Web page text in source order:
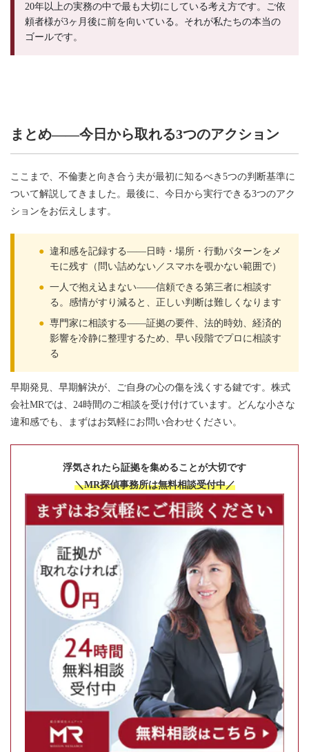
20年以上の実務の中で最も大切にしている考え方です。ご依
頼者様が3ヶ月後に前を向いている。それが私たちの本当の
ゴールです。
まとめ——今日から取れる3つのアクション
ここまで、不倫妻と向き合う夫が最初に知るべき5つの判断基準に
ついて解説してきました。最後に、今日から実行できる3つのアク
ションをお伝えします。
● 違和感を記録する——日時・場所・行動パターンをメ
モに残す（問い詰めない／スマホを覗かない範囲で）
● 一人で抱え込まない——信頼できる第三者に相談す
る。感情がすり減ると、正しい判断は難しくなります
● 専門家に相談する——証拠の要件、法的時効、経済的
影響を冷静に整理するため、早い段階でプロに相談す
る
早期発見、早期解決が、ご自身の心の傷を浅くする鍵です。株式
会社MRでは、24時間のご相談を受け付けています。どんな小さな
違和感でも、まずはお気軽にお問い合わせください。
浮気されたら証拠を集めることが大切です
＼MR探偵事務所は無料相談受付中／